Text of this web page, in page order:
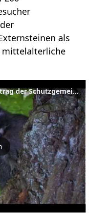
als
mittelalterliche
Die Externsteine - ein Film im Auftrag der Schutzgemeinschaft